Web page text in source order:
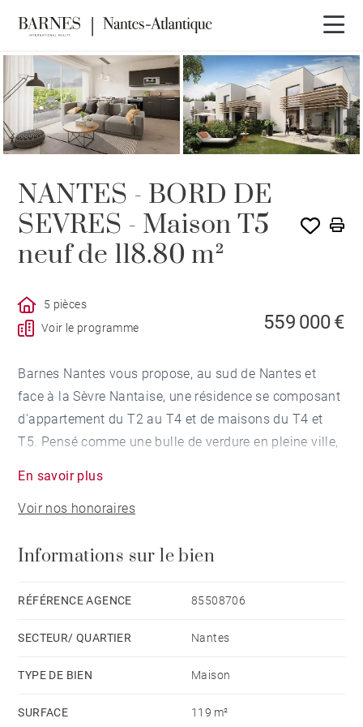
PROGRAMME
NANTES - BORD DE
SEVRES - Maison T5
neuf de 118.80 m²
5 pièces
Voir le programme
559 000 €
Barnes Nantes vous propose, au sud de Nantes et
face à la Sèvre Nantaise, une résidence se composant
d'appartement du T2 au T4 et de maisons du T4 et
T5. Pensé comme une bulle de verdure en pleine ville,
entouré de chemins, de promenades et d’un tissu
végétal préservé, avec notamment un accès direct à la
rivière nous amène à Pirmil et son pôle d’échange
commerces, services, établissements scolaires et de
santé s’offrent aux futurs résidents. Face aux Prairies
principes architecturaux : en amont de la parcelle, «
En savoir plus
Voir nos honoraires
Informations sur le bien
RÉFÉRENCE AGENCE 85508706
SECTEUR/ QUARTIER Nantes
TYPE DE BIEN Maison
SURFACE 119 m²